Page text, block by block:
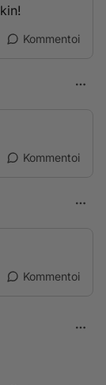
Kommentoi
Kommentoi
Kommentoi